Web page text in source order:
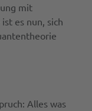
mit
es nun, sich
Alles was